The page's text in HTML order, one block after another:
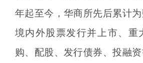
年起至今，华商所先后累计
境内外股票发行并上市、重
购、配股、发行债券、投融